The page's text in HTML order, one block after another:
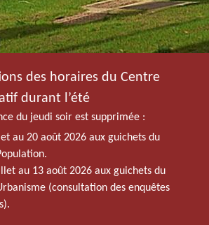
des horaires du Centre
durant l’été
du jeudi soir est supprimée :
au 20 août 2026 aux guichets du
au 13 août 2026 aux guichets du
(consultation des enquêtes